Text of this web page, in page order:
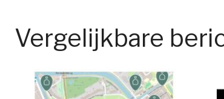
Vergelijkbare